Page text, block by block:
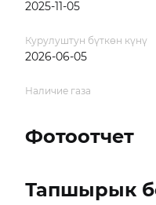
2025-11-05
Курулуштун бүткөн күнү
2026-06-05
Наличие газа
Фотоотчет
Тапшырык